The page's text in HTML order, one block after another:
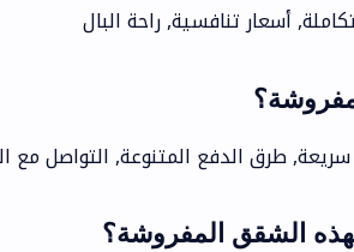
أسعار تنافسية, راحة البال
طرق الدفع المتنوعة, التواصل مع
الشقق المفروشة؟